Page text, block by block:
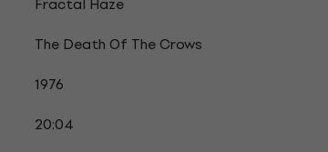
The Death Of The Crows
1976
20:04